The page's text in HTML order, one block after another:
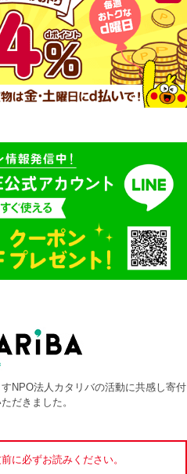
NPO法人カタリバの活動に共感し寄付
だきました。
に必ずお読みください。